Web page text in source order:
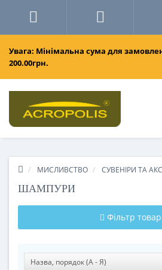
Увага: Мінімальна сума для
200.00грн.
МИСЛИВСТВО СУВЕНІРИ ТА
ШАМПУРИ
Фільтр